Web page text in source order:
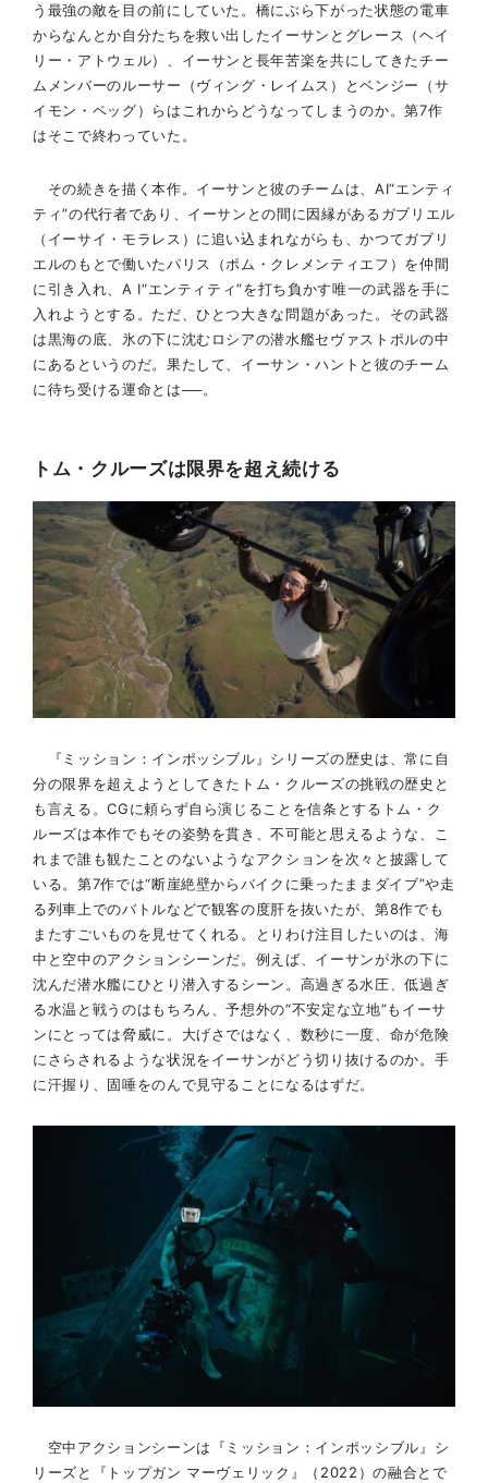
う最強の敵を目の前にしていた。橋にぶら下がった状態の電車
からなんとか自分たちを救い出したイーサンとグレース（ヘイ
リー・アトウェル）、イーサンと長年苦楽を共にしてきたチー
ムメンバーのルーサー（ヴィング・レイムス）とベンジー（サ
イモン・ペッグ）らはこれからどうなってしまうのか。第7作
はそこで終わっていた。
その続きを描く本作。イーサンと彼のチームは、AI“エンティ
ティ”の代行者であり、イーサンとの間に因縁があるガブリエル
（イーサイ・モラレス）に追い込まれながらも、かつてガブリ
エルのもとで働いたパリス（ポム・クレメンティエフ）を仲間
に引き入れ、A I“エンティティ”を打ち負かす唯一の武器を手に
入れようとする。ただ、ひとつ大きな問題があった。その武器
は黒海の底、氷の下に沈むロシアの潜水艦セヴァストポルの中
にあるというのだ。果たして、イーサン・ハントと彼のチーム
に待ち受ける運命とは──。
トム・クルーズは限界を超え続ける
『ミッション：インポッシブル』シリーズの歴史は、常に自
分の限界を超えようとしてきたトム・クルーズの挑戦の歴史と
も言える。CGに頼らず自ら演じることを信条とするトム・ク
ルーズは本作でもその姿勢を貫き、不可能と思えるような、こ
れまで誰も観たことのないようなアクションを次々と披露して
いる。第7作では“断崖絶壁からバイクに乗ったままダイブ”や走
る列車上でのバトルなどで観客の度肝を抜いたが、第8作でも
またすごいものを見せてくれる。とりわけ注目したいのは、海
中と空中のアクションシーンだ。例えば、イーサンが氷の下に
沈んだ潜水艦にひとり潜入するシーン。高過ぎる水圧、低過ぎ
る水温と戦うのはもちろん、予想外の“不安定な立地”もイーサ
ンにとっては脅威に。大げさではなく、数秒に一度、命が危険
にさらされるような状況をイーサンがどう切り抜けるのか。手
に汗握り、固唾をのんで見守ることになるはずだ。
空中アクションシーンは『ミッション：インポッシブル』シ
リーズと『トップガン マーヴェリック』（2022）の融合とで